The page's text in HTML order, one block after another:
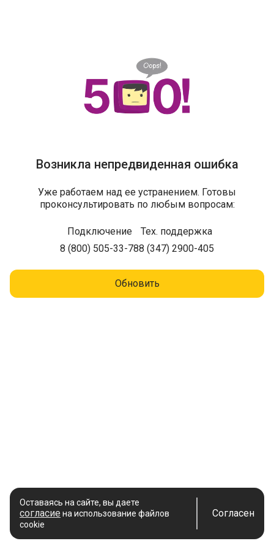
Возникла непредвиденная ошибка
Уже работаем над ее устранением. Готовы
проконсультировать по любым вопросам:
Подключение
8 (800) 505-33-78
Тех. поддержка
8 (347) 2900-405
Обновить
Оставаясь на сайте, вы даете
согласие на использование файлов
cookie
Согласен